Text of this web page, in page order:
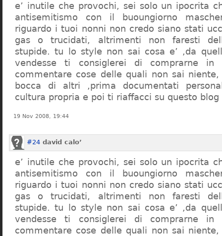
e’ inutile che provochi, sei solo un ipocrita
antisemitismo con il buoungiorno
riguardo i tuoi nonni non credo siano stati
gas o trucidati, altrimenti non faresti
stupide. tu lo style non sai cosa e’ ,da
vendesse ti consiglerei di comprarne in
commentare cose delle quali non sai
bocca di altri ,prima documentati
cultura propria e poi ti riaffacci su questo blog
19 Nov 2008, 19:44
#24 david calo’
e’ inutile che provochi, sei solo un ipocrita
antisemitismo con il buoungiorno
riguardo i tuoi nonni non credo siano stati
gas o trucidati, altrimenti non faresti
stupide. tu lo style non sai cosa e’ ,da
vendesse ti consiglerei di comprarne in
commentare cose delle quali non sai